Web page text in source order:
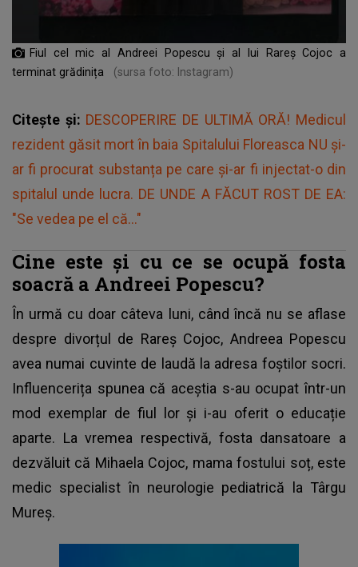
Fiul cel mic al Andreei Popescu și al lui Rareș Cojoc a
terminat grădinița
(sursa foto: Instagram)
Citește și: DESCOPERIRE DE ULTIMĂ ORĂ! Medicul
rezident găsit mort în baia Spitalului Floreasca NU și-
ar fi procurat substanța pe care și-ar fi injectat-o din
spitalul unde lucra. DE UNDE A FĂCUT ROST DE EA:
"Se vedea pe el că..."
Cine este și cu ce se ocupă fosta
soacră a Andreei Popescu?
În urmă cu doar câteva luni, când încă nu se aflase
despre divorțul de Rareș Cojoc, Andreea Popescu
avea numai cuvinte de laudă la adresa foștilor socri.
Influencerița spunea că aceștia s-au ocupat într-un
mod exemplar de fiul lor și i-au oferit o educație
aparte. La vremea respectivă, fosta dansatoare a
dezvăluit că Mihaela Cojoc, mama fostului soț, este
medic specialist în neurologie pediatrică la Târgu
Mureș.